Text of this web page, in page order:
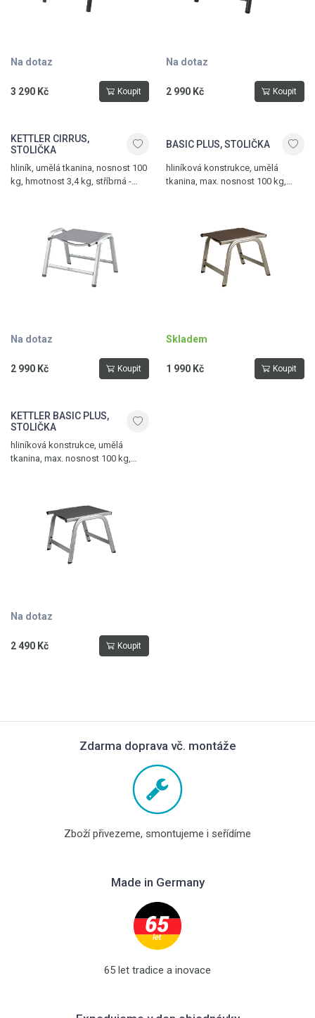
Na dotaz
3 290 Kč Koupit
Na dotaz
2 990 Kč Koupit
KETTLER CIRRUS,
STOLIČKA
hliník, umělá tkanina, nosnost 100
kg, hmotnost 3,4 kg, stříbrná -
Na dotaz
2 990 Kč Koupit
BASIC PLUS, STOLIČKA
hliníková konstrukce, umělá
tkanina, max. nosnost 100 kg,
Skladem
1 990 Kč Koupit
KETTLER BASIC PLUS,
STOLIČKA
hliníková konstrukce, umělá
tkanina, max. nosnost 100 kg,
Na dotaz
2 490 Kč Koupit
Zdarma doprava vč. montáže
Zboží přivezeme, smontujeme i seřídíme
Made in Germany
65 let tradice a inovace